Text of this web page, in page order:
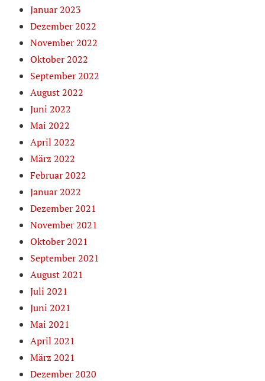
Januar 2023
Dezember 2022
November 2022
Oktober 2022
September 2022
August 2022
Juni 2022
Mai 2022
April 2022
März 2022
Februar 2022
Januar 2022
Dezember 2021
November 2021
Oktober 2021
September 2021
August 2021
Juli 2021
Juni 2021
Mai 2021
April 2021
März 2021
Dezember 2020